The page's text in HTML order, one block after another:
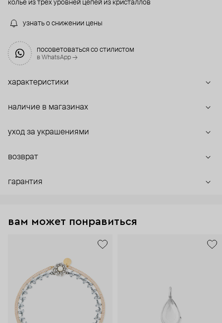
колье из трех уровней цепей из кристаллов
узнать о снижении цены
посоветоваться со стилистом
в WhatsApp →
характеристики
наличие в магазинах
уход за украшениями
возврат
гарантия
вам может понравиться